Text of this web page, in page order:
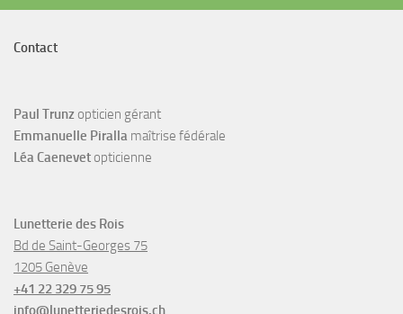
Contact
Paul Trunz opticien gérant
Emmanuelle Piralla maîtrise fédérale
Léa Caenevet opticienne
Lunetterie des Rois
Bd de Saint-Georges 75
1205 Genève
+41 22 329 75 95
info@lunetteriedesrois.ch